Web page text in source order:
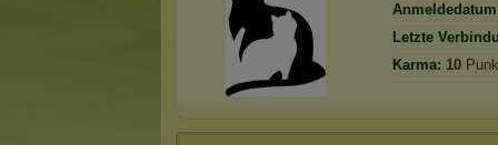
Letzte
Karma: 10